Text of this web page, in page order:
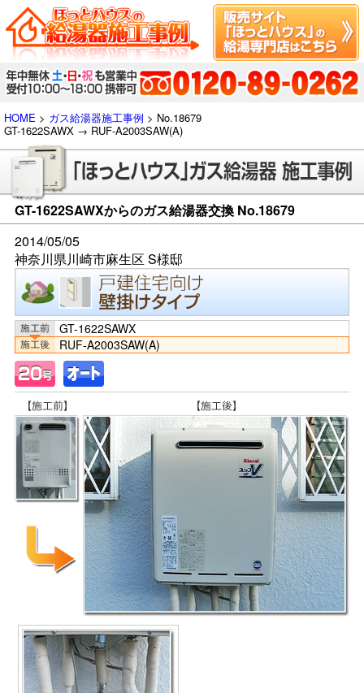
HOME > ガス給湯器施工事例 > No.18679
GT-1622SAWX → RUF-A2003SAW(A)
GT-1622SAWXからのガス給湯器交換 No.18679
2014/05/05
神奈川県川崎市麻生区 S様邸
GT-1622SAWX
RUF-A2003SAW(A)